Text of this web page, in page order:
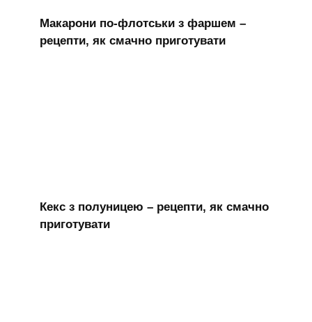
Макарони по-флотськи з фаршем –
рецепти, як смачно приготувати
Кекс з полуницею – рецепти, як смачно
приготувати